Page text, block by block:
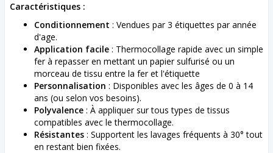
Caractéristiques :
Conditionnement : Vendues par 3 étiquettes par année
d'age.
Application facile : Thermocollage rapide avec un simple
fer à repasser en mettant un papier sulfurisé ou un
morceau de tissu entre la fer et l'étiquette
Personnalisation : Disponibles avec les âges de 0 à 14
ans (ou selon vos besoins).
Polyvalence : À appliquer sur tous types de tissus
compatibles avec le thermocollage.
Résistantes : Supportent les lavages fréquents à 30° tout
en restant bien fixées.